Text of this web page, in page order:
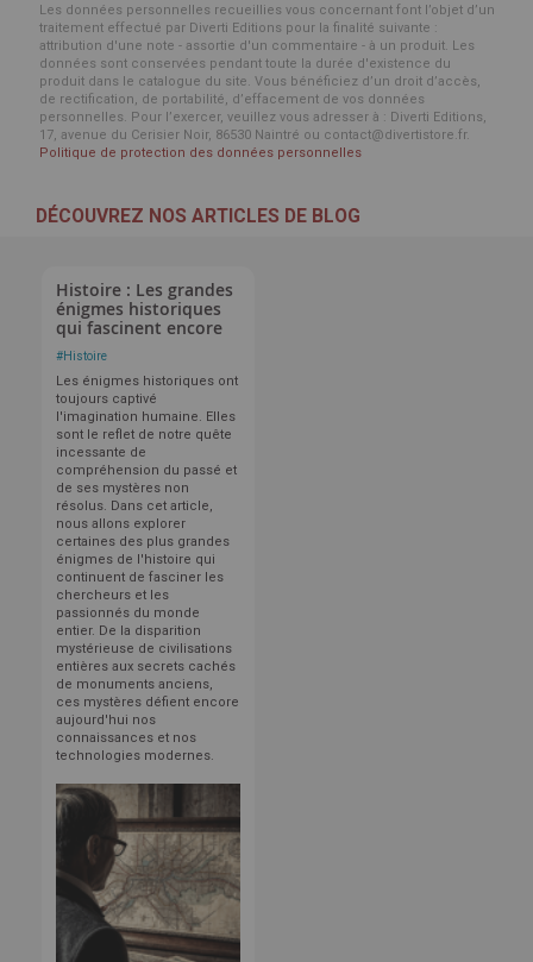
Les données personnelles recueillies vous concernant font l’objet d’un
traitement effectué par Diverti Editions pour la finalité suivante :
attribution d'une note - assortie d'un commentaire - à un produit. Les
données sont conservées pendant toute la durée d'existence du
produit dans le catalogue du site. Vous bénéficiez d’un droit d’accès,
de rectification, de portabilité, d’effacement de vos données
personnelles. Pour l’exercer, veuillez vous adresser à : Diverti Editions,
17, avenue du Cerisier Noir, 86530 Naintré ou contact@divertistore.fr.
Politique de protection des données personnelles
DÉCOUVREZ NOS ARTICLES DE BLOG
Histoire : Les grandes
énigmes historiques
qui fascinent encore
#Histoire
Les énigmes historiques ont
toujours captivé
l'imagination humaine. Elles
sont le reflet de notre quête
incessante de
compréhension du passé et
de ses mystères non
résolus. Dans cet article,
nous allons explorer
certaines des plus grandes
énigmes de l'histoire qui
continuent de fasciner les
chercheurs et les
passionnés du monde
entier. De la disparition
mystérieuse de civilisations
entières aux secrets cachés
de monuments anciens,
ces mystères défient encore
aujourd'hui nos
connaissances et nos
technologies modernes.